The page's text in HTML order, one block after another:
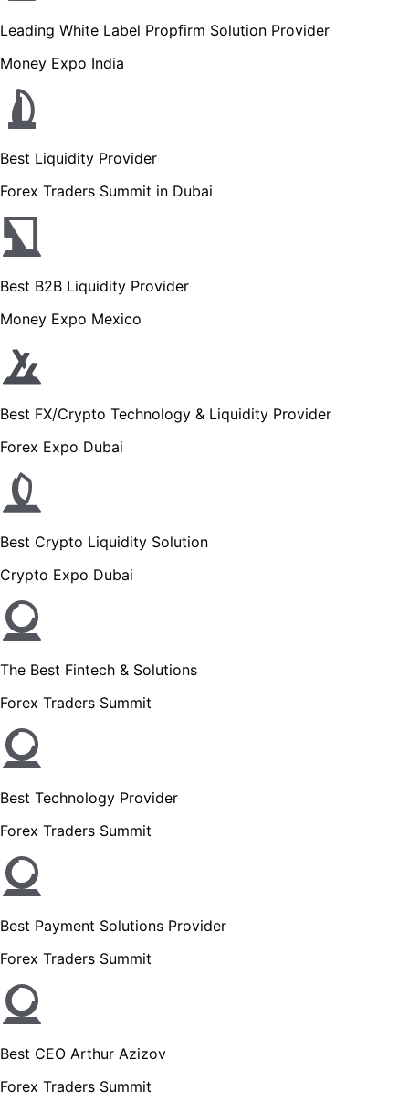
Leading White Label Propfirm Solution Provider
Money Expo India
Best Liquidity Provider
Forex Traders Summit in Dubai
Best B2B Liquidity Provider
Money Expo Mexico
Best FX/Crypto Technology & Liquidity Provider
Forex Expo Dubai
Best Crypto Liquidity Solution
Crypto Expo Dubai
The Best Fintech & Solutions
Forex Traders Summit
Best Technology Provider
Forex Traders Summit
Best Payment Solutions Provider
Forex Traders Summit
Best CEO Arthur Azizov
Forex Traders Summit